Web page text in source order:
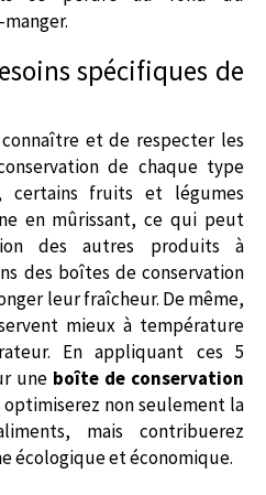
spécifiques de
et de respecter les
de chaque type
certains fruits et légumes
en mûrissant, ce qui peut
des autres produits à
des boîtes de conservation
leur fraîcheur. De même,
mieux à température
En appliquant ces 5
une boîte de conservation
non seulement la
mais contribuerez
écologique et économique.